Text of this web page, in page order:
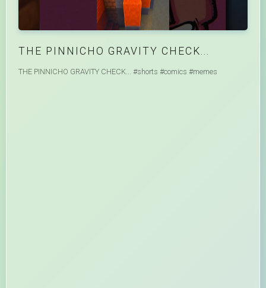
THE PINNICHO GRAVITY CHECK...
THE PINNICHO GRAVITY CHECK... #shorts #comics #memes